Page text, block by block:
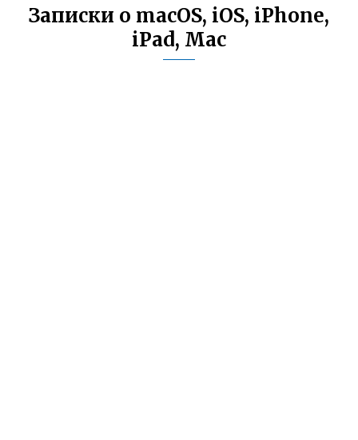
Записки о macOS, iOS, iPhone,
iPad, Mac